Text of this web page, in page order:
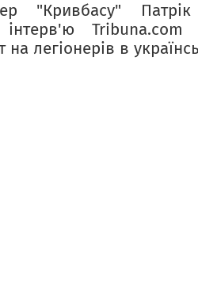
"Кривбасу"
інтерв'ю Tribuna.com
легіонерів в